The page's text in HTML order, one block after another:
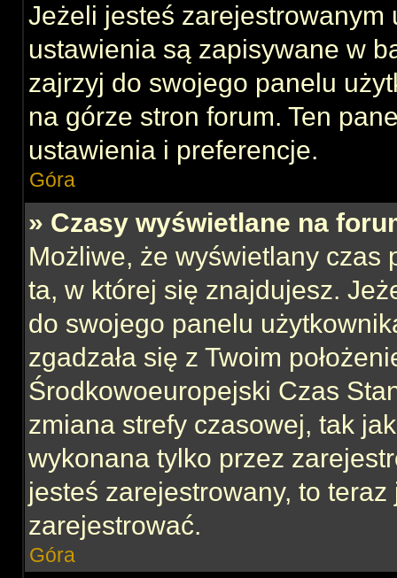
Jeżeli jesteś zarejestrowanym
ustawienia są zapisywane w
zajrzyj do swojego panelu
na górze stron forum. Ten
ustawienia i preferencje.
Góra
» Czasy wyświetlane na
Możliwe, że wyświetlany czas
ta, w której się znajdujesz.
do swojego panelu
zgadzała się z Twoim
Środkowoeuropejski Czas
zmiana strefy czasowej, tak
wykonana tylko przez
jesteś zarejestrowany, to
zarejestrować.
Góra